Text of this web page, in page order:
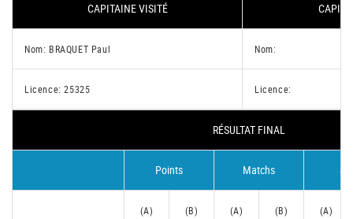
CAPITAINE VISITÉ
Nom: BRAQUET Paul Nom:
Licence: 25325 Licence:
RÉSULTAT FINAL
Points Matchs
(A) (B) (A) (B) (A)